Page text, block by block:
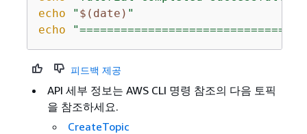
echo
" $(date) "
echo
피드백 제공
API 세부 정보는 AWS CLI 명령 참조의 다음 토픽
을 참조하세요.
CreateTopic